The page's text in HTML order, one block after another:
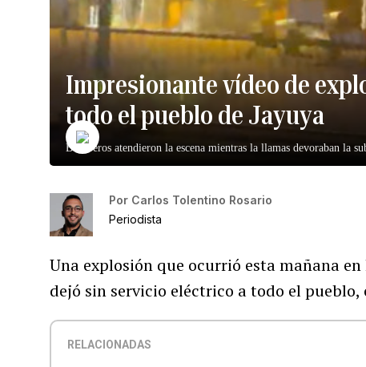
Impresionante vídeo de
todo el pueblo de Jayuya
Bomberos atendieron la escena mientras la llamas devoraban la
Por Carlos Tolentino Rosario
Periodista
Una explosión que ocurrió esta mañana
dejó sin servicio eléctrico a todo el
RELACIONADAS